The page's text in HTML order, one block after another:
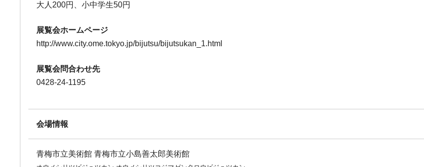
大人200円、小中学生50円
展覧会ホームページ
http://www.city.ome.tokyo.jp/bijutsu/bijutsukan_1.html
展覧会問合わせ先
0428-24-1195
会場情報
青梅市立美術館 青梅市立小島善太郎美術館